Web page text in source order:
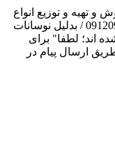
و تهیه و توزیع انواع
قطعات الکترونیک 66869746-021 و 09120958931 / بدلیل نوسانات
اند؛ لطفا" برای
ارسال پیام در